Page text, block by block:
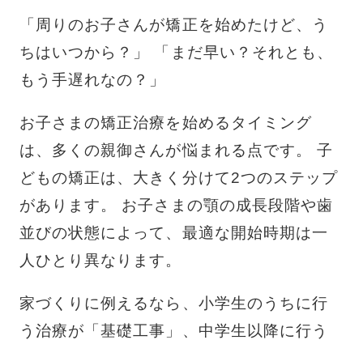
「周りのお子さんが矯正を始めたけど、う
ちはいつから？」 「まだ早い？それとも、
もう手遅れなの？」
お子さまの矯正治療を始めるタイミング
は、多くの親御さんが悩まれる点です。 子
どもの矯正は、大きく分けて2つのステップ
があります。 お子さまの顎の成長段階や歯
並びの状態によって、最適な開始時期は一
人ひとり異なります。
家づくりに例えるなら、小学生のうちに行
う治療が「基礎工事」、中学生以降に行う